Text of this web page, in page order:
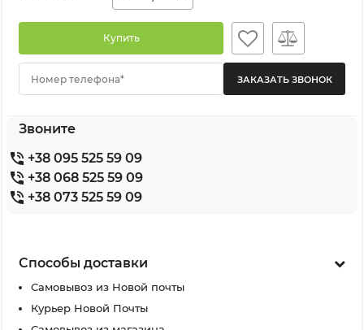
Купить
Номер телефона*
Звоните
+38 095 525 59 09
+38 068 525 59 09
+38 073 525 59 09
Способы доставки
Самовывоз из Новой почты
Курьер Новой Почты